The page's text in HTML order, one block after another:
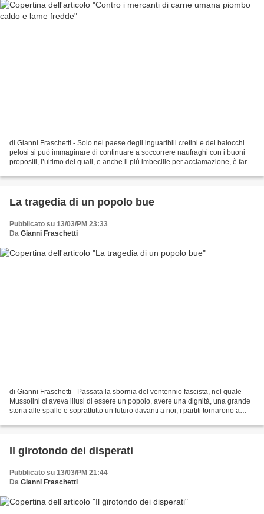
di Gianni Fraschetti - Solo nel paese degli inguaribili cretini e dei balocchi
pelosi si può immaginare di continuare a soccorrere naufraghi con i buoni
propositi, l’ultimo dei quali, e anche il più imbecille per acclamazione, è fare
La tragedia di un popolo bue
Pubblicato su 13/03/PM 23:33
Da Gianni Fraschetti
di Gianni Fraschetti - Passata la sbornia del ventennio fascista, nel quale
Mussolini ci aveva illusi di essere un popolo, avere una dignità, una grande
storia alle spalle e soprattutto un futuro davanti a noi, i partiti tornarono a
Il girotondo dei disperati
Pubblicato su 13/03/PM 21:44
Da Gianni Fraschetti